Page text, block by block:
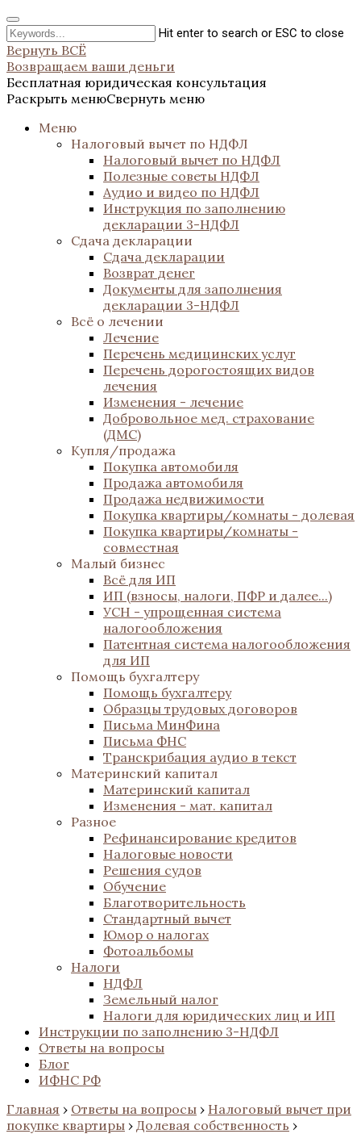
Hit enter to search or ESC to close
Вернуть ВСЁ
Возвращаем ваши деньги
Бесплатная юридическая консультация
Раскрыть менюСвернуть меню
Меню
Налоговый вычет по НДФЛ
Налоговый вычет по НДФЛ
Полезные советы НДФЛ
Аудио и видео по НДФЛ
Инструкция по заполнению
декларации 3-НДФЛ
Сдача декларации
Сдача декларации
Возврат денег
Документы для заполнения
декларации 3-НДФЛ
Всё о лечении
Лечение
Перечень медицинских услуг
Перечень дорогостоящих видов
лечения
Изменения - лечение
Добровольное мед. страхование
(ДМС)
Купля/продажа
Покупка автомобиля
Продажа автомобиля
Продажа недвижимости
Покупка квартиры/комнаты - долевая
Покупка квартиры/комнаты -
совместная
Малый бизнес
Всё для ИП
ИП (взносы, налоги, ПФР и далее...)
УСН - упрощенная система
налогообложения
Патентная система налогообложения
для ИП
Помощь бухгалтеру
Помощь бухгалтеру
Образцы трудовых договоров
Письма МинФина
Письма ФНС
Транскрибация аудио в текст
Материнский капитал
Материнский капитал
Изменения - мат. капитал
Разное
Рефинансирование кредитов
Налоговые новости
Решения судов
Обучение
Благотворительность
Стандартный вычет
Юмор о налогах
Фотоальбомы
Налоги
НДФЛ
Земельный налог
Налоги для юридических лиц и ИП
Инструкции по заполнению 3-НДФЛ
Ответы на вопросы
Блог
ИФНС РФ
Главная › Ответы на вопросы › Налоговый вычет при
покупке квартиры › Долевая собственность ›